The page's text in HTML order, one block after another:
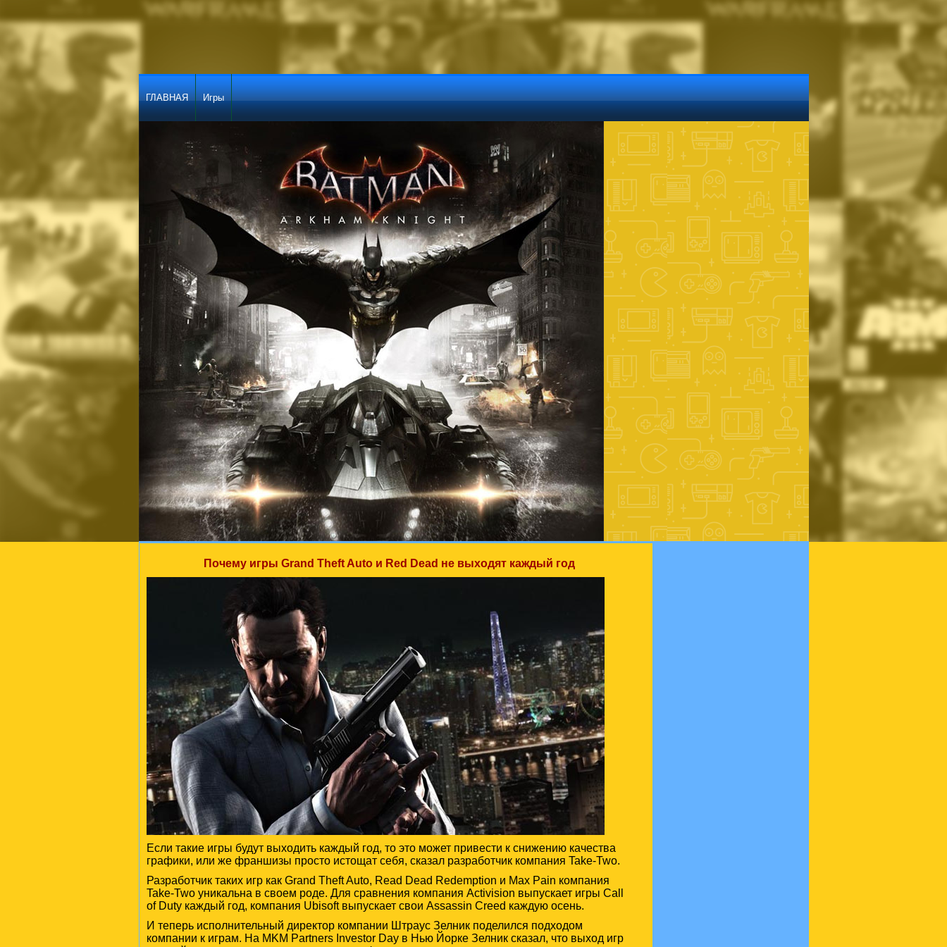
ГЛАВНАЯ Игры
Почему игры Grand Theft Auto и Red Dead не выходят каждый год
Если такие игры будут выходить каждый год, то это может привести к снижению качества
графики, или же франшизы просто истощат себя, сказал разработчик компания Take-Two.
Разработчик таких игр как Grand Theft Auto, Read Dead Redemption и Max Pain компания
Take-Two уникальна в своем роде. Для сравнения компания Activision выпускает игры Call
of Duty каждый год, компания Ubisoft выпускает свои Assassin Creed каждую осень.
И теперь исполнительный директор компании Штраус Зелник поделился подходом
компании к играм. На MKM Partners Investor Day в Нью Йорке Зелник сказал, что выход игр